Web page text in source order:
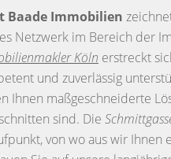
Baade Immobilien
Netzwerk im Bereich der
Köln erstreckt
und zuverlässig
Ihnen maßgeschneiderte
sind. Die
von wo aus wir Ihnen